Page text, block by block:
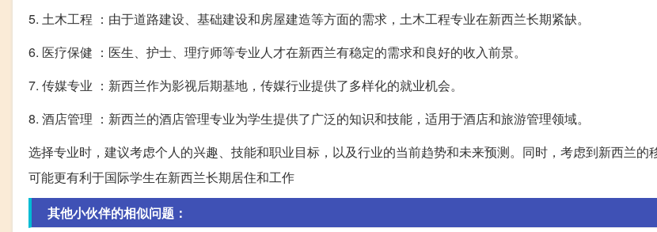
5. 土木工程 ：由于道路建设、基础建设和房屋建造等方面的需求，土木工程专业在新西兰长期紧缺。
6. 医疗保健 ：医生、护士、理疗师等专业人才在新西兰有稳定的需求和良好的收入前景。
7. 传媒专业 ：新西兰作为影视后期基地，传媒行业提供了多样化的就业机会。
8. 酒店管理 ：新西兰的酒店管理专业为学生提供了广泛的知识和技能，适用于酒店和旅游管理领域。
选择专业时，建议考虑个人的兴趣、技能和职业目标，以及行业的当前趋势和未来预测。同时，考虑到新西兰的
可能更有利于国际学生在新西兰长期居住和工作
其他小伙伴的相似问题：